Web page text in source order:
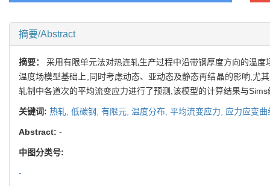
摘要/Abstract
摘要：采用有限单元法对热连轧生产过程中沿带钢厚度方向的温
温度场模型基础上,同时考虑动态、亚动态及静态再结晶的影响,尤
轧制中各道次的平均流变应力进行了预测,该模型的计算结果与
关键词: 热轧, 低碳钢, 有限元, 温度分布, 平均流变应力, 应力应变
Abstract: -
中图分类号:
-